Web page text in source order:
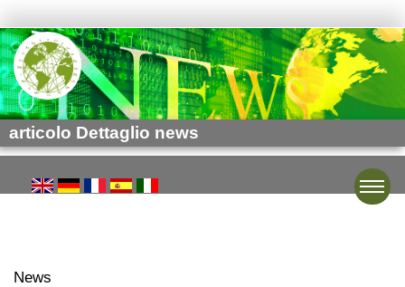
articolo Dettaglio news
News